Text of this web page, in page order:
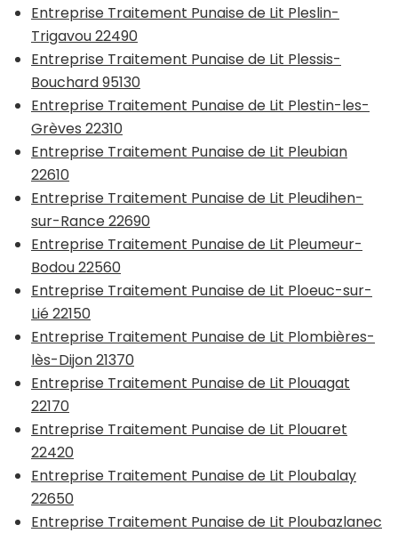
Entreprise Traitement Punaise de Lit Pleslin-
Trigavou 22490
Entreprise Traitement Punaise de Lit Plessis-
Bouchard 95130
Entreprise Traitement Punaise de Lit Plestin-les-
Grèves 22310
Entreprise Traitement Punaise de Lit Pleubian
22610
Entreprise Traitement Punaise de Lit Pleudihen-
sur-Rance 22690
Entreprise Traitement Punaise de Lit Pleumeur-
Bodou 22560
Entreprise Traitement Punaise de Lit Ploeuc-sur-
Lié 22150
Entreprise Traitement Punaise de Lit Plombières-
lès-Dijon 21370
Entreprise Traitement Punaise de Lit Plouagat
22170
Entreprise Traitement Punaise de Lit Plouaret
22420
Entreprise Traitement Punaise de Lit Ploubalay
22650
Entreprise Traitement Punaise de Lit Ploubazlanec